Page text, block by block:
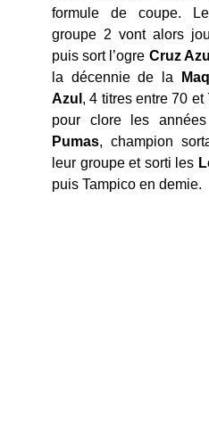
formule de coupe.
groupe 2 vont alors
puis sort l’ogre Cruz Azul
la décennie de la
Azul , 4 titres entre 70
pour clore les
Pumas, champion
leur groupe et sorti les
puis Tampico en demie.